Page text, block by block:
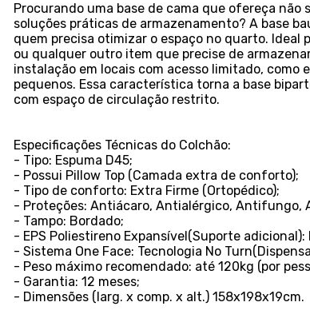
Procurando uma base de cama que ofereça não
soluções práticas de armazenamento? A base
quem precisa otimizar o espaço no quarto. Ideal
ou qualquer outro item que precise de
instalação em locais com acesso limitado, como
pequenos. Essa característica torna a base
com espaço de circulação restrito.
Especificações Técnicas do Colchão:
- Tipo: Espuma D45;
- Possui Pillow Top (Camada extra de conforto);
- Tipo de conforto: Extra Firme (Ortopédico);
- Proteções: Antiácaro, Antialérgico, Antifungo,
- Tampo: Bordado;
- EPS Poliestireno Expansível(Suporte adicional):
- Sistema One Face: Tecnologia No
- Peso máximo recomendado: até 120kg (por
- Garantia: 12 meses;
- Dimensões (larg. x comp. x alt.) 158x198x19cm.